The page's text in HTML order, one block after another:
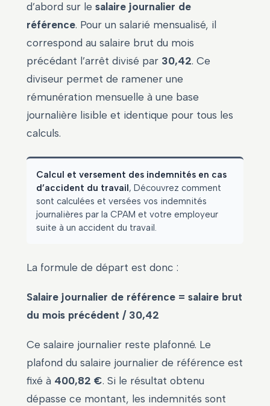
d’abord sur le salaire journalier de
référence. Pour un salarié mensualisé, il
correspond au salaire brut du mois
précédant l’arrêt divisé par 30,42. Ce
diviseur permet de ramener une
rémunération mensuelle à une base
journalière lisible et identique pour tous les
calculs.
Calcul et versement des indemnités en cas
d’accident du travail , Découvrez comment
sont calculées et versées vos indemnités
journalières par la CPAM et votre employeur
suite à un accident du travail.
La formule de départ est donc :
Salaire journalier de référence = salaire brut
du mois précédent / 30,42
Ce salaire journalier reste plafonné. Le
plafond du salaire journalier de référence est
fixé à 400,82 €. Si le résultat obtenu
dépasse ce montant, les indemnités sont